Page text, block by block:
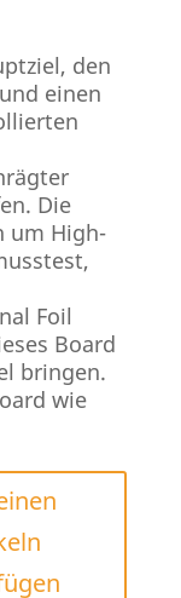
den
einen
Die
um High-
Foil
Board
bringen.
wie